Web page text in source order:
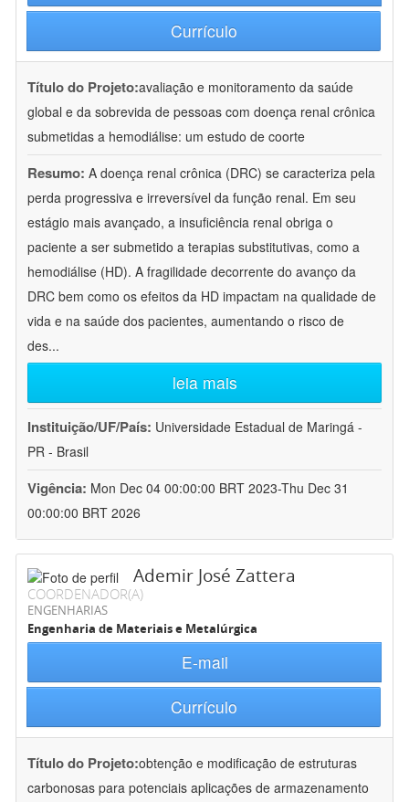
Currículo
Título do Projeto:avaliação e monitoramento da saúde
global e da sobrevida de pessoas com doença renal crônica
submetidas a hemodiálise: um estudo de coorte
Resumo: A doença renal crônica (DRC) se caracteriza pela
perda progressiva e irreversível da função renal. Em seu
estágio mais avançado, a insuficiência renal obriga o
paciente a ser submetido a terapias substitutivas, como a
hemodiálise (HD). A fragilidade decorrente do avanço da
DRC bem como os efeitos da HD impactam na qualidade de
vida e na saúde dos pacientes, aumentando o risco de
des...
leia mais
Instituição/UF/País: Universidade Estadual de Maringá -
PR - Brasil
Vigência: Mon Dec 04 00:00:00 BRT 2023-Thu Dec 31
00:00:00 BRT 2026
Ademir José Zattera
COORDENADOR(A)
ENGENHARIAS
Engenharia de Materiais e Metalúrgica
E-mail
Currículo
Título do Projeto:obtenção e modificação de estruturas
carbonosas para potenciais aplicações de armazenamento